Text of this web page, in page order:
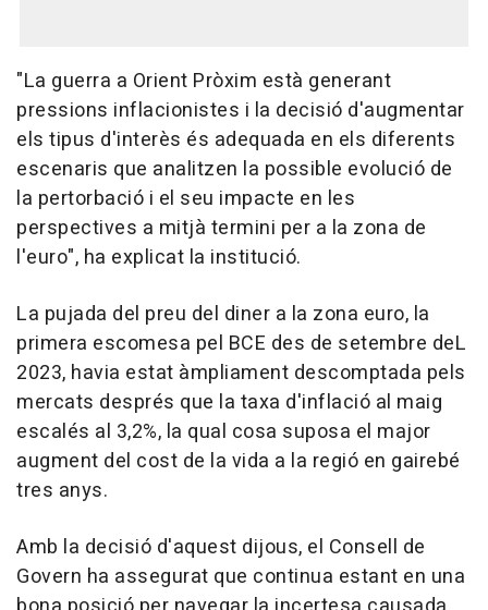
"La guerra a Orient Pròxim està generant
pressions inflacionistes i la decisió d'augmentar
els tipus d'interès és adequada en els diferents
escenaris que analitzen la possible evolució de
la pertorbació i el seu impacte en les
perspectives a mitjà termini per a la zona de
l'euro", ha explicat la institució.
La pujada del preu del diner a la zona euro, la
primera escomesa pel BCE des de setembre deL
2023, havia estat àmpliament descomptada pels
mercats després que la taxa d'inflació al maig
escalés al 3,2%, la qual cosa suposa el major
augment del cost de la vida a la regió en gairebé
tres anys.
Amb la decisió d'aquest dijous, el Consell de
Govern ha assegurat que continua estant en una